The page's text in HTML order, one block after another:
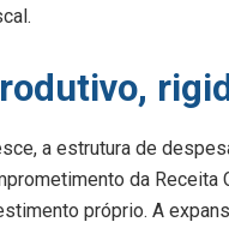
a estrutura de
da
próprio. A